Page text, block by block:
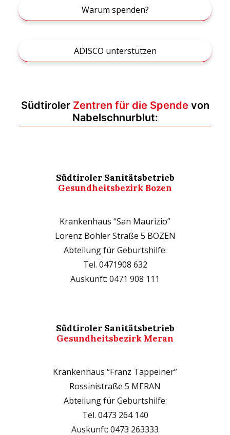
Warum spenden?
ADISCO unterstützen
Südtiroler Zentren für die Spende von
Nabelschnurblut:
Südtiroler Sanitätsbetrieb
Gesundheitsbezirk Bozen
Krankenhaus “San Maurizio”
Lorenz Böhler Straße 5 BOZEN
Abteilung für Geburtshilfe:
Tel. 0471908 632
Auskunft: 0471 908 111
Südtiroler Sanitätsbetrieb
Gesundheitsbezirk Meran
Krankenhaus “Franz Tappeiner”
Rossinistraße 5 MERAN
Abteilung für Geburtshilfe:
Tel. 0473 264 140
Auskunft: 0473 263333